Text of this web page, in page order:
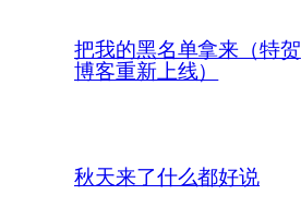
把我的黑名单拿来（特贺
博客重新上线）
秋天来了什么都好说